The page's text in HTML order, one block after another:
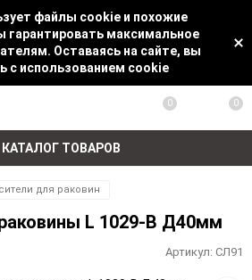
файлы cookie и похожие
гарантировать максимальное
Оставаясь на сайте, вы
с использованием cookie
КАТАЛОГ ТОВАРОВ
0 0
для раковин
L 1029-В Д40мм
Артикул: СЛ91